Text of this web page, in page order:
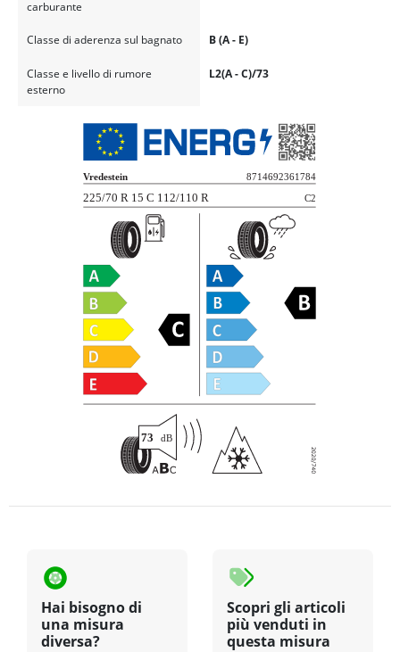
carburante
Classe di aderenza sul bagnato B (A - E)
Classe e livello di rumore
esterno
L2(A - C)/73
Hai bisogno di
una misura
diversa?
Scopri gli articoli
più venduti in
questa misura